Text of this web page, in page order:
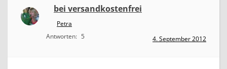
bei versandkostenfrei
Petra
Antworten: 5 4. September 2012